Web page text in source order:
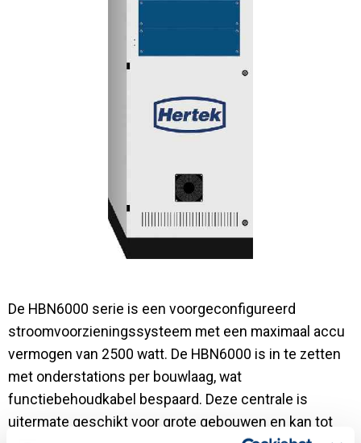
De HBN6000 serie is een voorgeconfigureerd
stroomvoorzieningssysteem met een maximaal accu
vermogen van 2500 watt. De HBN6000 is in te zetten
met onderstations per bouwlaag, wat
functiebehoudkabel bespaard. Deze centrale is
uitermate geschikt voor grote gebouwen en kan tot